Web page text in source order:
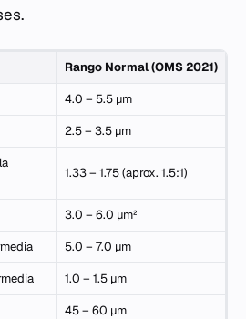
Rango Normal (OMS 2021)
4.0 – 5.5 µm
2.5 – 3.5 µm
1.33 – 1.75 (aprox. 1.5:1)
3.0 – 6.0 µm²
5.0 – 7.0 µm
1.0 – 1.5 µm
45 – 60 µm